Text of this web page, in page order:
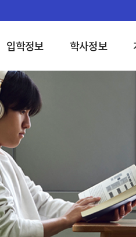
입학정보 학사정보